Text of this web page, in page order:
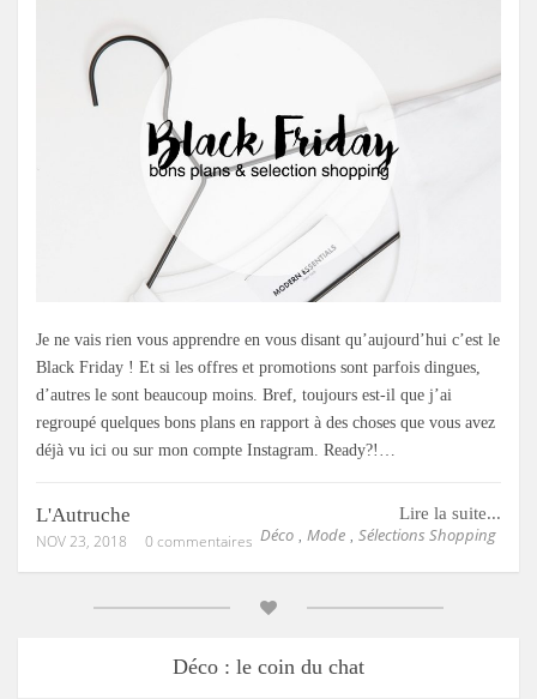
Je ne vais rien vous apprendre en vous disant qu’aujourd’hui c’est le
Black Friday ! Et si les offres et promotions sont parfois dingues,
d’autres le sont beaucoup moins. Bref, toujours est-il que j’ai
regroupé quelques bons plans en rapport à des choses que vous avez
déjà vu ici ou sur mon compte Instagram. Ready?!…
Lire la suite...
Déco Mode Sélections Shopping
L'Autruche
NOV 23, 2018 0 commentaires
Déco : le coin du chat